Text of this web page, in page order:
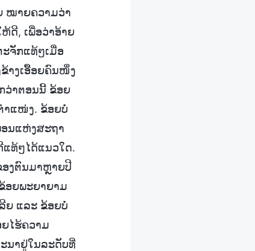
ໝາຍຄວາມວ່າ
ດີ, ເພື່ອວ່າອ້າຍ
ຈັກແທ້ໆເມື່ອ
າງເອື້ອຍຄົນໜຶ່ງ
ວ່າຕອນນີ້ ຂ້ອຍ
ຳແໜ່ງ. ຂ້ອຍບໍ່
ນແຫ່ງສະຖາ
ທ້ໆໄດ້ແນວໃດ.
ງຕົນມາຫຼາຍປີ
ອຍພະຍາຍາມ
ຍ ແລະ ຂ້ອຍບໍ່
ໄຮ້ຄວາມ
ນາຢູ່ໃນລະດັບທີ່